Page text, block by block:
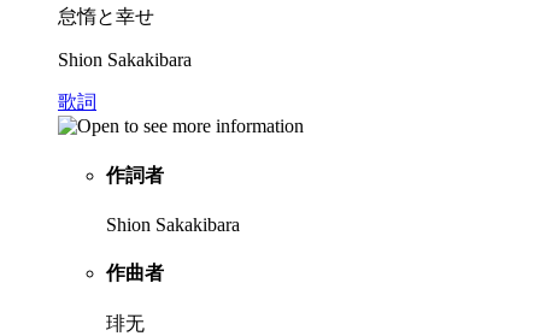
怠惰と幸せ
Shion Sakakibara
歌詞
作詞者
Shion Sakakibara
作曲者
琲无